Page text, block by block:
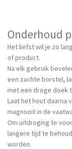
Onderhoud
Het liefst wil je zo
of product.
Na elk gebruik
een zachte borstel,
met een droge doek
Laat het hout daarna
magnooit in de
Om uitdroging te
langere tijd te
worden.